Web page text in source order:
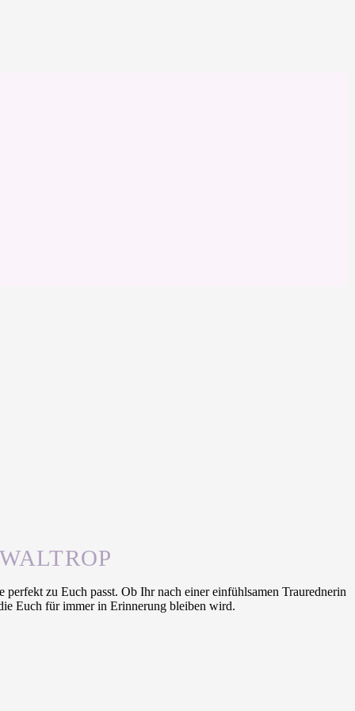
zu Euch passt. Ob Ihr nach einer einfühlsamen Traurednerin
Euch für immer in Erinnerung bleiben wird.